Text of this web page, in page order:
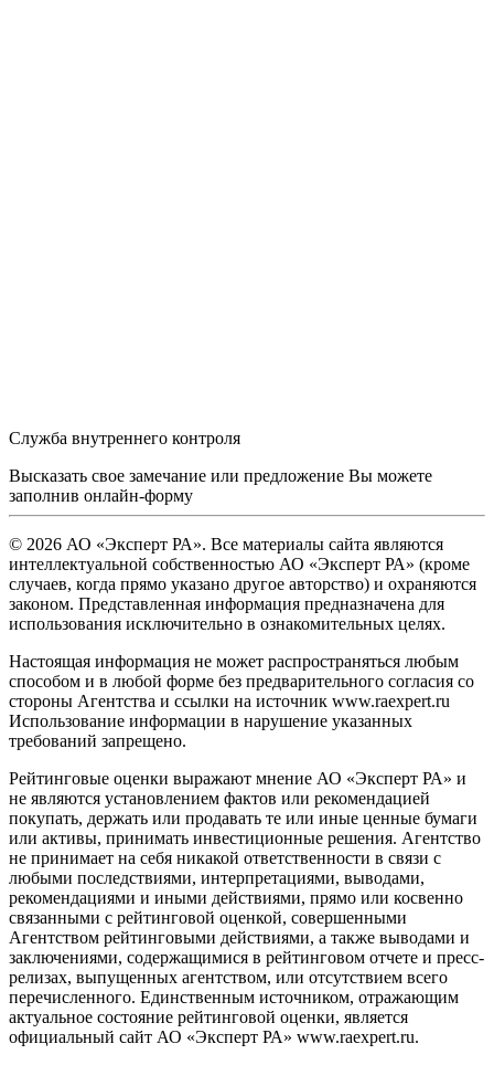
Служба внутреннего контроля
Высказать свое замечание или предложение Вы можете
заполнив онлайн-форму
© 2026 АО «Эксперт РА». Все материалы сайта являются
интеллектуальной собственностью АО «Эксперт РА» (кроме
случаев, когда прямо указано другое авторство) и охраняются
законом. Представленная информация предназначена для
использования исключительно в ознакомительных целях.
Настоящая информация не может распространяться любым
способом и в любой форме без предварительного согласия со
стороны Агентства и ссылки на источник www.raexpert.ru
Использование информации в нарушение указанных
требований запрещено.
Рейтинговые оценки выражают мнение АО «Эксперт РА» и
не являются установлением фактов или рекомендацией
покупать, держать или продавать те или иные ценные бумаги
или активы, принимать инвестиционные решения. Агентство
не принимает на себя никакой ответственности в связи с
любыми последствиями, интерпретациями, выводами,
рекомендациями и иными действиями, прямо или косвенно
связанными с рейтинговой оценкой, совершенными
Агентством рейтинговыми действиями, а также выводами и
заключениями, содержащимися в рейтинговом отчете и пресс-
релизах, выпущенных агентством, или отсутствием всего
перечисленного. Единственным источником, отражающим
актуальное состояние рейтинговой оценки, является
официальный сайт АО «Эксперт РА» www.raexpert.ru.